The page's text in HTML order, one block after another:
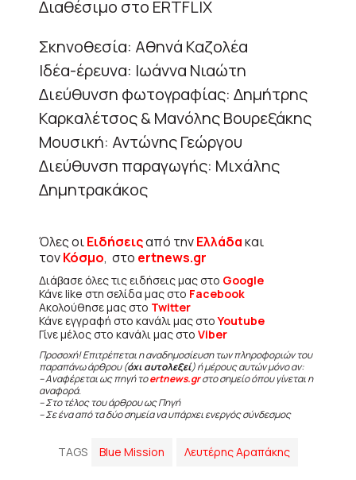
Διαθέσιμο στο ERTFLIX
Σκηνοθεσία: Αθηνά Καζολέα
Ιδέα-έρευνα: Ιωάννα Νιαώτη
Διεύθυνση φωτογραφίας: Δημήτρης
Καρκαλέτσος & Μανόλης Βουρεξάκης
Μουσική: Αντώνης Γεώργου
Διεύθυνση παραγωγής: Μιχάλης
Δημητρακάκος
Όλες οιΕιδήσειςαπό τηνΕλλάδακαι
τονΚόσμο, στο ertnews.gr
Διάβασε όλες τις ειδήσεις μας στο Google
Κάνε like στη σελίδα μας στο Facebook
Ακολούθησε μας στο Twitter
Κάνε εγγραφή στο κανάλι μας στοYoutube
Γίνε μέλος στο κανάλι μας στο Viber
Προσοχή! Επιτρέπεται η αναδημοσίευση των πληροφοριών του
παραπάνω άρθρου (όχι αυτολεξεί) ή μέρους αυτών μόνο αν:
– Αναφέρεται ως πηγή τοertnews.grστο σημείο όπου γίνεται η
αναφορά.
– Στο τέλος του άρθρου ως Πηγή
– Σε ένα από τα δύο σημεία να υπάρχει ενεργός σύνδεσμος
TAGS Blue Mission Λευτέρης Αραπάκης